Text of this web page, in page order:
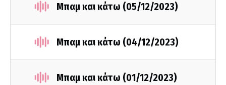
Μπαμ και κάτω (05/12/2023)
Μπαμ και κάτω (04/12/2023)
Μπαμ και κάτω (01/12/2023)